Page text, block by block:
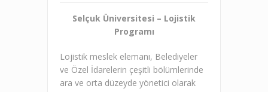
Selçuk Üniversitesi – Lojistik
Programı
Lojistik meslek elemanı, Belediyeler
ve Özel İdarelerin çeşitli bölümlerinde
ara ve orta düzeyde yönetici olarak